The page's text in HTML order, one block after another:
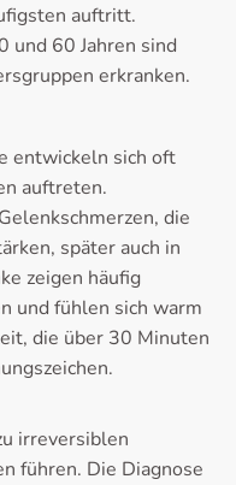
auftritt.
und 60 Jahren sind
erkranken.
entwickeln sich oft
auftreten.
die
später auch in
zeigen häufig
und fühlen sich warm
die über 30 Minuten
irreversiblen
führen. Die Diagnose